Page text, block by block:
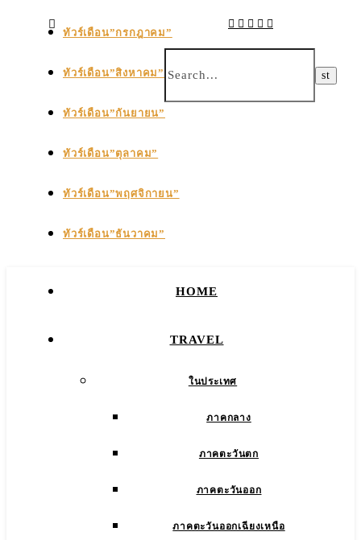
ทัวร์เดือน”กรกฎาคม”
ทัวร์เดือน”สิงหาคม”
ทัวร์เดือน”กันยายน”
ทัวร์เดือน”ตุลาคม”
ทัวร์เดือน”พฤศจิกายน”
ทัวร์เดือน”ธันวาคม”
HOME
TRAVEL
ในประเทศ
ภาคกลาง
ภาคตะวันตก
ภาคตะวันออก
ภาคตะวันออกเฉียงเหนือ